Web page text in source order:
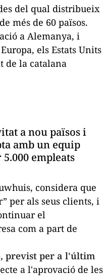
del qual distribueix
més de 60 països.
a Alemanya, i
els Estats Units
de la catalana
a nou països i
amb un equip
empleats
considera que
per als seus clients, i
el
com a part de
previst per a l'últim
a l'aprovació de les